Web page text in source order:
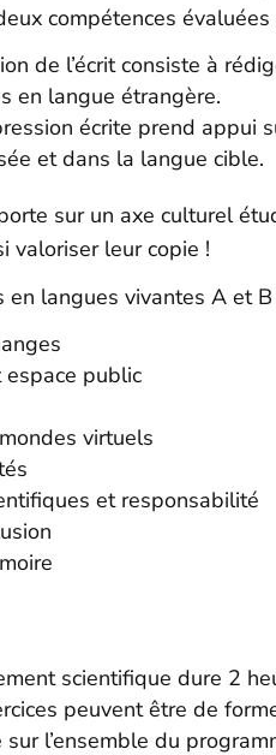
compétences
de l’écrit consiste à
en langue étrangère.
écrite prend
et dans la langue cible.
sur un axe culturel
valoriser leur copie !
en langues vivantes A et
espace public
virtuels
et responsabilité
scientifique dure 2
peuvent être de
sur l’ensemble du